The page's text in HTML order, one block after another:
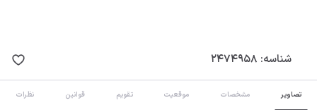
شناسه: 2474958
تصاویر مشخصات موقعیت تقویم قوانین نظرات